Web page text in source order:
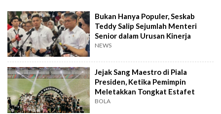
Bukan Hanya Populer, Seskab
Teddy Salip Sejumlah Menteri
Senior dalam Urusan Kinerja
NEWS
Jejak Sang Maestro di Piala
Presiden, Ketika Pemimpin
Meletakkan Tongkat Estafet
BOLA